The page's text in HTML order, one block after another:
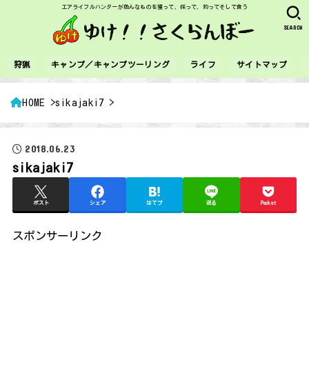
エアライフルハンターが色んなものを獲って、採って、釣ってそして食う
狩猟 キャンプ／キャンプツーリング ライフ サイトマップ
SEARCH
HOME sikajaki7
2018.06.23
sikajaki7
ポスト シェア はてブ 送る Pocket
スポンサーリンク